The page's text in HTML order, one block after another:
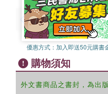
優惠方式： 加入即送50元購書
購物須知
外文書商品之書封，為出